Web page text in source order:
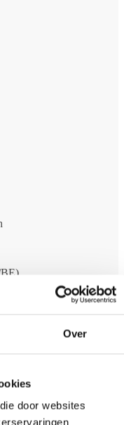
Over
door websites
a